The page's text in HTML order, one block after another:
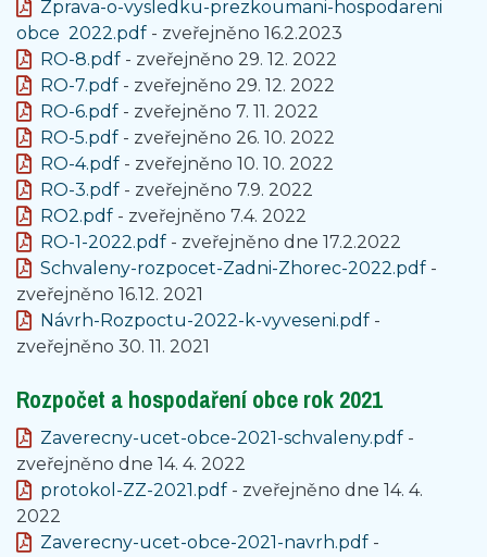
Zprava-o-vysledku-prezkoumani-hospodareni
obce 2022.pdf - zveřejněno 16.2.2023
RO-8.pdf- zveřejněno 29. 12. 2022
RO-7.pdf- zveřejněno 29. 12. 2022
RO-6.pdf- zveřejněno 7. 11. 2022
RO-5.pdf- zveřejněno 26. 10. 2022
RO-4.pdf- zveřejněno 10. 10. 2022
RO-3.pdf- zveřejněno 7.9. 2022
RO2.pdf- zveřejněno 7.4. 2022
RO-1-2022.pdf- zveřejněno dne 17.2.2022
Schvaleny-rozpocet-Zadni-Zhorec-2022.pdf-
zveřejněno 16.12. 2021
Návrh-Rozpoctu-2022-k-vyveseni.pdf-
zveřejněno 30. 11. 2021
Rozpočet a hospodaření obce rok 2021
Zaverecny-ucet-obce-2021-schvaleny.pdf-
zveřejněno dne 14. 4. 2022
protokol-ZZ-2021.pdf- zveřejněno dne 14. 4.
2022
Zaverecny-ucet-obce-2021-navrh.pdf-